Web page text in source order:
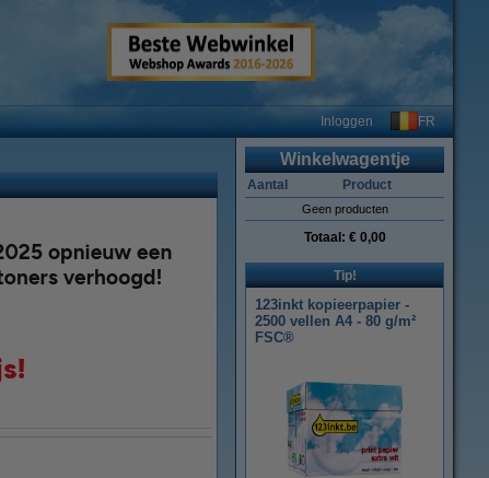
Inloggen FR
Winkelwagentje
Aantal Product
Geen producten
Totaal: € 0,00
Tip!
123inkt kopieerpapier -
2500 vellen A4 - 80 g/m²
FSC®